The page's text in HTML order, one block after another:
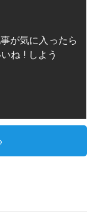
が気に入ったら
ね ! しよう